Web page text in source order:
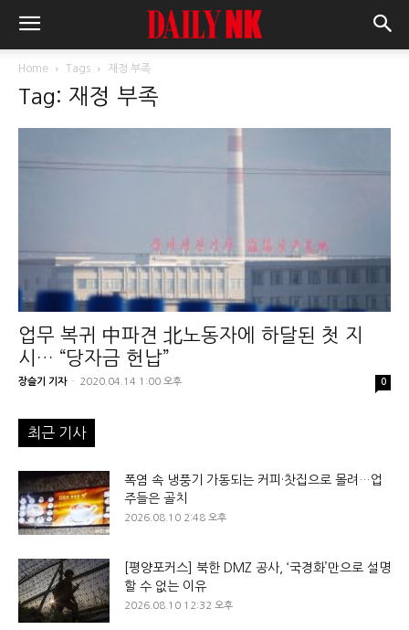
Home Tags 재정 부족
Tag: 재정 부족
업무 복귀 中파견 北노동자에 하달된 첫 지
시… “당자금 헌납”
장슬기 기자 - 2020.04.14 1:00 오후 0
최근 기사
폭염 속 냉풍기 가동되는 커피·찻집으로 몰려…업
주들은 골치
2026.08.10 2:48 오후
[평양포커스] 북한 DMZ 공사, ‘국경화’만으로 설명
할 수 없는 이유
2026.08.10 12:32 오후